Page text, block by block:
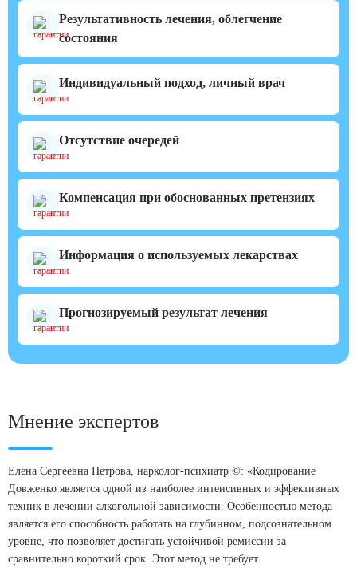
Результативность лечения, облегчение
состояния
Индивидуальный подход, личный врач
Отсутствие очередей
Компенсация при обоснованных претензиях
Информация о используемых лекарствах
Прогнозируемый результат лечения
Мнение экспертов
Елена Сергеевна Петрова, нарколог-психиатр ©: «Кодирование
Довженко является одной из наиболее интенсивных и эффективных
техник в лечении алкогольной зависимости. Особенностью метода
является его способность работать на глубинном, подсознательном
уровне, что позволяет достигать устойчивой ремиссии за
сравнительно короткий срок. Этот метод не требует